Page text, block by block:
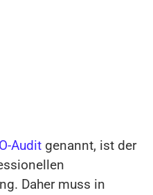
Audit genannt, ist der
Daher muss in